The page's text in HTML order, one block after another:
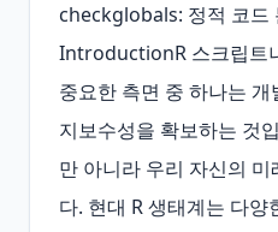
checkglobals: 정적 코드
IntroductionR 스크립트
중요한 측면 중 하나는
지보수성을 확보하는 것
만 아니라 우리 자신의
다. 현대 R 생태계는 다